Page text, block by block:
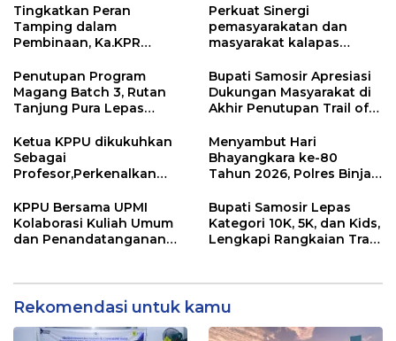
Saudi
Tingkatkan Peran
Tamping dalam
Pembinaan, Ka.KPR
Motivasi
Perkuat Sinergi
pemasyarakatan dan
masyarakat kalapas
kerja sama program Desa
Binaan pemasyarakatan
Penutupan Program
Magang Batch 3, Rutan
Tanjung Pura Lepas
Penuh Haru dan
Kebanggaan
Bupati Samosir Apresiasi
Dukungan Masyarakat di
Akhir Penutupan Trail of
Ketua KPPU dikukuhkan
Sebagai
Profesor,Perkenalkan
Pembangunan Nasional
Menyambut Hari
Bhayangkara ke-80
Tahun 2026, Polres Binjai
Kesehatan
KPPU Bersama UPMI
Kolaborasi Kuliah Umum
dan Penandatanganan
Bupati Samosir Lepas
Kategori 10K, 5K, dan Kids,
Lengkapi Rangkaian Trail
Rekomendasi untuk kamu